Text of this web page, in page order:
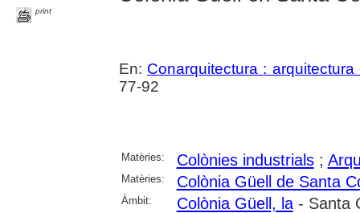
print
En: Conarquitectura :
77-92
Matèries: Colònies industrials;
Matèries: Colònia Güell de Santa
Àmbit: Colònia Güell, la- Santa